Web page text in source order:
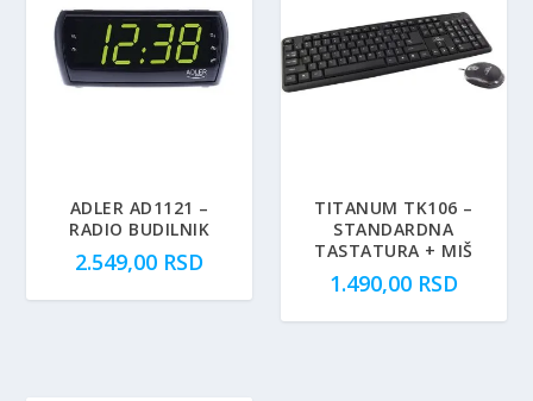
ADLER AD1121 –
RADIO BUDILNIK
2.549,00 RSD
TITANUM TK106 –
STANDARDNA
TASTATURA + MIŠ
1.490,00 RSD